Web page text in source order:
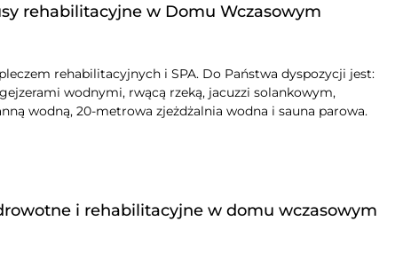
rehabilitacyjne w Domu Wczasowym
rehabilitacyjnych i SPA. Do Państwa dyspozycji jest:
wodnymi, rwącą rzeką, jacuzzi solankowym,
wodną, 20-metrowa zjeżdżalnia wodna i sauna parowa.
i rehabilitacyjne w domu wczasowym